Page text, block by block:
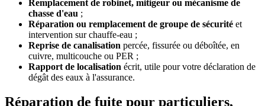
Remplacement de robinet, mitigeur ou mécanisme de
chasse d'eau ;
Réparation ou remplacement de groupe de sécurité et
intervention sur chauffe-eau ;
Reprise de canalisation percée, fissurée ou déboîtée, en
cuivre, multicouche ou PER ;
Rapport de localisation écrit, utile pour votre déclaration de
dégât des eaux à l'assurance.
Réparation de fuite pour particuliers,